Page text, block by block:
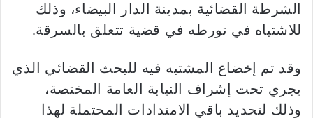
الشرطة القضائية بمدينة الدار البيضاء، وذلك
للاشتباه في تورطه في قضية تتعلق بالسرقة.
وقد تم إخضاع المشتبه فيه للبحث القضائي الذي
يجري تحت إشراف النيابة العامة المختصة،
وذلك لتحديد باقي الامتدادات المحتملة لهذا